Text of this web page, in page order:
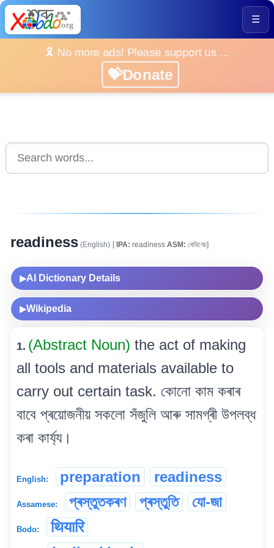
☰
🎗️ No more ads! Please support us ...
💝Donate
readiness (English) [IPA: readiness ASM: ৰেডিনেচ]
▶AI Dictionary Details
▶Wikipedia
1. (Abstract Noun) the act of making
all tools and materials available to
carry out certain task. কোনো কাম কৰাৰ
বাবে প্ৰয়োজনীয় সকলো সঁজুলি আৰু সামগ্ৰী উপলব্ধ
কৰা কাৰ্য্য।
English: preparation readiness
Assamese: প্ৰস্তুতকৰণ প্ৰস্তুতি যো-জা
Bodo:
थियारि